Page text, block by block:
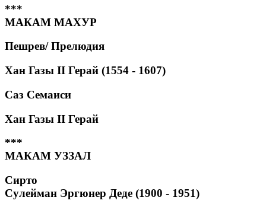
***
МАКАМ МАХУР
Пешрев/ Прелюдия
Хан Газы II Герай (1554 - 1607)
Саз Семаиси
Хан Газы II Герай
***
МАКАМ УЗЗАЛ
Сирто
Сулейман Эргюнер Деде (1900 - 1951)